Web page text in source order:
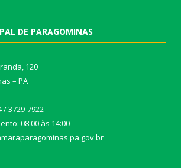
DE PARAGOMINAS
120
– PA
/ 3729-7922
08:00 às 14:00